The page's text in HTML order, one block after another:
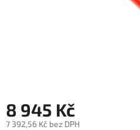
8 945 Kč
7 392,56 Kč bez DPH